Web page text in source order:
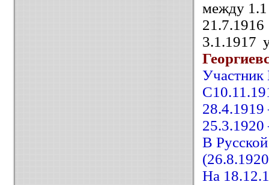
между
3.1.1917
Участник
25.3.1920
В
На